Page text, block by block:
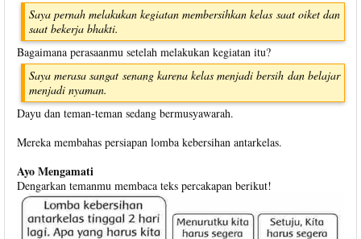
Saya pernah melakukan kegiatan membersihkan kelas saat oiket dan
saat bekerja bhakti.
Bagaimana perasaanmu setelah melakukan kegiatan itu?
Saya merasa sangat senang karena kelas menjadi bersih dan belajar
menjadi nyaman.
Dayu dan teman-teman sedang bermusyawarah.
Mereka membahas persiapan lomba kebersihan antarkelas.
Ayo Mengamati
Dengarkan temanmu membaca teks percakapan berikut!